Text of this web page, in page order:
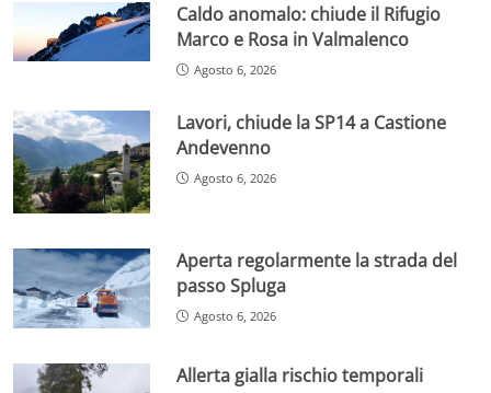
Caldo anomalo: chiude il Rifugio
Marco e Rosa in Valmalenco
Agosto 6, 2026
Lavori, chiude la SP14 a Castione
Andevenno
Agosto 6, 2026
Aperta regolarmente la strada del
passo Spluga
Agosto 6, 2026
Allerta gialla rischio temporali